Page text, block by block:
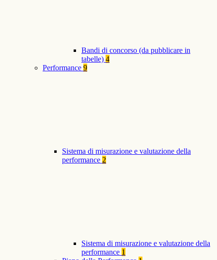
Bandi di concorso (da pubblicare in
tabelle) 4
Performance 9
Sistema di misurazione e valutazione della
performance 2
Sistema di misurazione e valutazione della
performance 1